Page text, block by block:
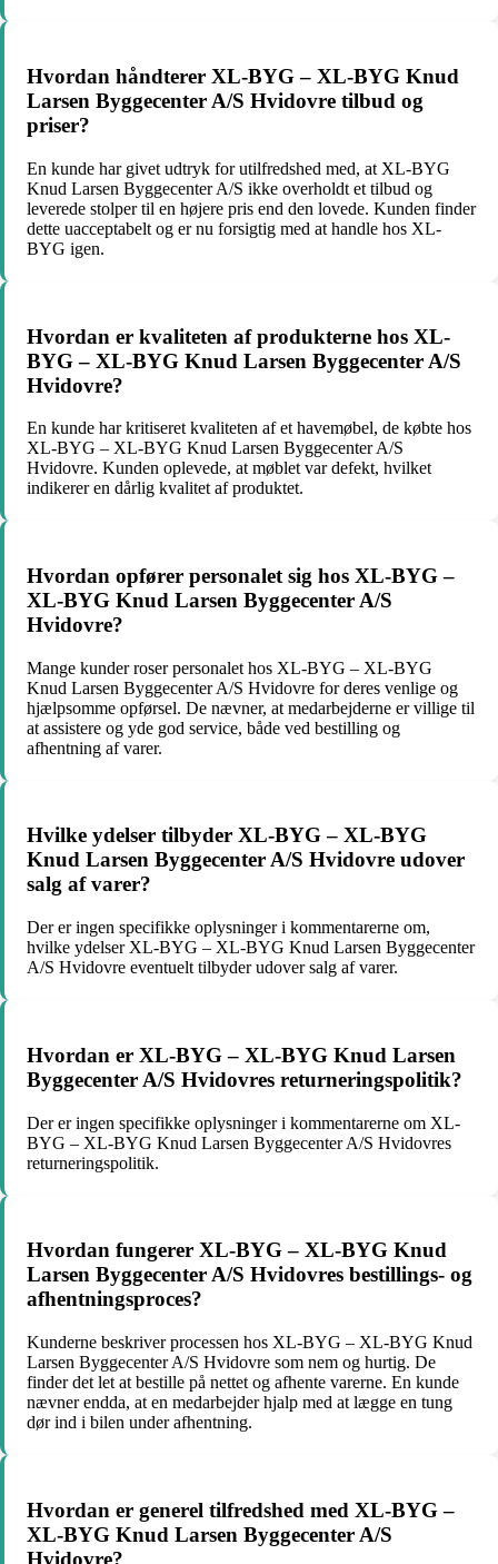
Hvordan håndterer XL-BYG – XL-BYG Knud
Larsen Byggecenter A/S Hvidovre tilbud og
priser?
En kunde har givet udtryk for utilfredshed med, at XL-BYG
Knud Larsen Byggecenter A/S ikke overholdt et tilbud og
leverede stolper til en højere pris end den lovede. Kunden finder
dette uacceptabelt og er nu forsigtig med at handle hos XL-
BYG igen.
Hvordan er kvaliteten af produkterne hos XL-
BYG – XL-BYG Knud Larsen Byggecenter A/S
Hvidovre?
En kunde har kritiseret kvaliteten af et havemøbel, de købte hos
XL-BYG – XL-BYG Knud Larsen Byggecenter A/S
Hvidovre. Kunden oplevede, at møblet var defekt, hvilket
indikerer en dårlig kvalitet af produktet.
Hvordan opfører personalet sig hos XL-BYG –
XL-BYG Knud Larsen Byggecenter A/S
Hvidovre?
Mange kunder roser personalet hos XL-BYG – XL-BYG
Knud Larsen Byggecenter A/S Hvidovre for deres venlige og
hjælpsomme opførsel. De nævner, at medarbejderne er villige til
at assistere og yde god service, både ved bestilling og
afhentning af varer.
Hvilke ydelser tilbyder XL-BYG – XL-BYG
Knud Larsen Byggecenter A/S Hvidovre udover
salg af varer?
Der er ingen specifikke oplysninger i kommentarerne om,
hvilke ydelser XL-BYG – XL-BYG Knud Larsen Byggecenter
A/S Hvidovre eventuelt tilbyder udover salg af varer.
Hvordan er XL-BYG – XL-BYG Knud Larsen
Byggecenter A/S Hvidovres returneringspolitik?
Der er ingen specifikke oplysninger i kommentarerne om XL-
BYG – XL-BYG Knud Larsen Byggecenter A/S Hvidovres
returneringspolitik.
Hvordan fungerer XL-BYG – XL-BYG Knud
Larsen Byggecenter A/S Hvidovres bestillings- og
afhentningsproces?
Kunderne beskriver processen hos XL-BYG – XL-BYG Knud
Larsen Byggecenter A/S Hvidovre som nem og hurtig. De
finder det let at bestille på nettet og afhente varerne. En kunde
nævner endda, at en medarbejder hjalp med at lægge en tung
dør ind i bilen under afhentning.
Hvordan er generel tilfredshed med XL-BYG –
XL-BYG Knud Larsen Byggecenter A/S
Hvidovre?